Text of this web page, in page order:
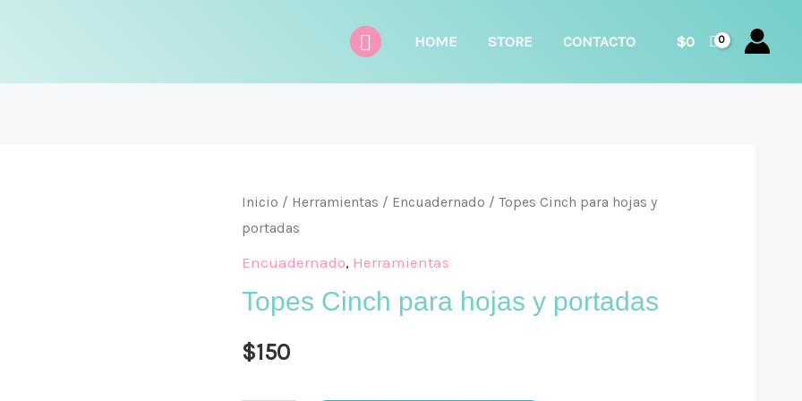
BuscarHOME STORE CONTACTO $0
Inicio / Herramientas / Encuadernado / Topes Cinch para hojas y
portadas
Encuadernado, Herramientas
Topes Cinch para hojas y portadas
$150
Topes
Cinch
para
portadas